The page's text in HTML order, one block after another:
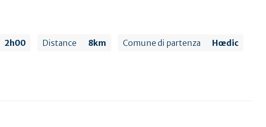
2h00 Distance 8km Comune di partenza Hœdic